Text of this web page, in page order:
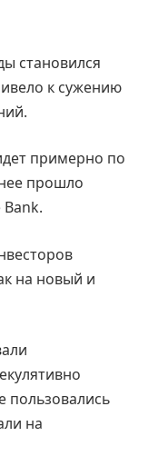
становился
к сужению
примерно по
прошло
на новый и
пользовались
на